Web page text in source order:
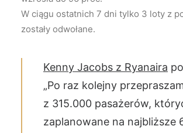
W ciągu ostatnich 7 dni tylko 3 loty z
zostały odwołane.
Kenny Jacobs z Ryanaira
„Po raz kolejny
z 315.000 pasażerów,
zaplanowane na najbliższe